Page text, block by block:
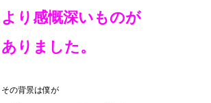
より感慨深いものが
ありました。
その背景は僕が